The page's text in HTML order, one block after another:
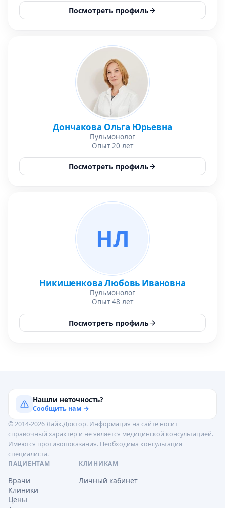
Посмотреть профиль
Дончакова Ольга Юрьевна
Пульмонолог
Опыт 20 лет
Посмотреть профиль
НЛ
Никишенкова Любовь Ивановна
Пульмонолог
Опыт 48 лет
Посмотреть профиль
Нашли неточность?
Сообщить нам →
© 2014-2026 Лайк.Доктор. Информация на сайте носит
справочный характер и не является медицинской консультацией.
Имеются противопоказания. Необходима консультация
специалиста.
ПАЦИЕНТАМ
Врачи
Клиники
Цены
КЛИНИКАМ
Личный кабинет